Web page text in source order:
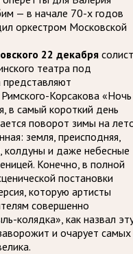
— в начале 70-х годов
оркестром Московской
22 декабря
театра под
представляют
Корсакова «Ночь
в самый короткий день
поворот зимы на
земля, преисподняя,
колдуны и даже небесные
Конечно, в полной
постановки
которую артисты
совершенно
колядка», как назвал
и очарует самых